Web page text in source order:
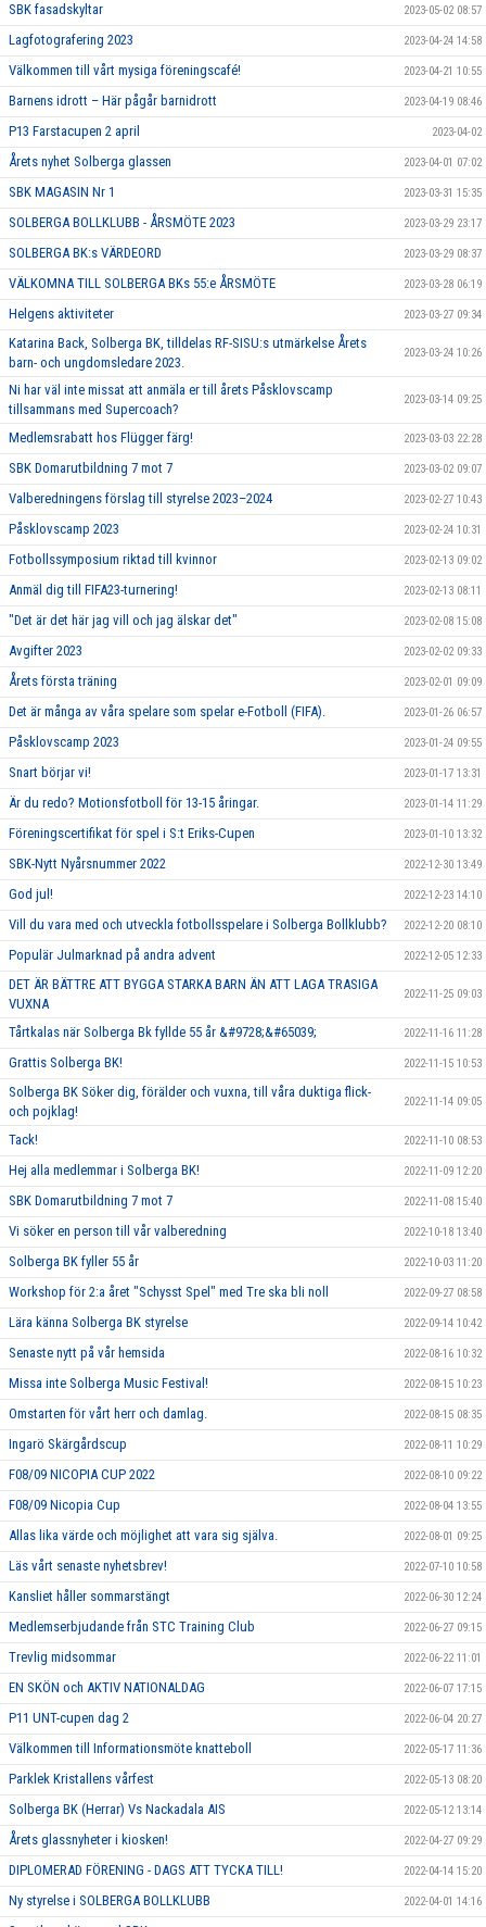
SBK fasadskyltar 2023-05-02 08:57
Lagfotografering 2023 2023-04-24 14:58
Välkommen till vårt mysiga föreningscafé! 2023-04-21 10:55
Barnens idrott – Här pågår barnidrott 2023-04-19 08:46
P13 Farstacupen 2 april 2023-04-02
Årets nyhet Solberga glassen 2023-04-01 07:02
SBK MAGASIN Nr 1 2023-03-31 15:35
SOLBERGA BOLLKLUBB - ÅRSMÖTE 2023 2023-03-29 23:17
SOLBERGA BK:s VÄRDEORD 2023-03-29 08:37
VÄLKOMNA TILL SOLBERGA BKs 55:e ÅRSMÖTE 2023-03-28 06:19
Helgens aktiviteter 2023-03-27 09:34
Katarina Back, Solberga BK, tilldelas RF-SISU:s utmärkelse Årets
barn- och ungdomsledare 2023.
2023-03-24 10:26
Ni har väl inte missat att anmäla er till årets Påsklovscamp
tillsammans med Supercoach?
2023-03-14 09:25
Medlemsrabatt hos Flügger färg! 2023-03-03 22:28
SBK Domarutbildning 7 mot 7 2023-03-02 09:07
Valberedningens förslag till styrelse 2023–2024 2023-02-27 10:43
Påsklovscamp 2023 2023-02-24 10:31
Fotbollssymposium riktad till kvinnor 2023-02-13 09:02
Anmäl dig till FIFA23-turnering! 2023-02-13 08:11
"Det är det här jag vill och jag älskar det" 2023-02-08 15:08
Avgifter 2023 2023-02-02 09:33
Årets första träning 2023-02-01 09:09
Det är många av våra spelare som spelar e-Fotboll (FIFA). 2023-01-26 06:57
Påsklovscamp 2023 2023-01-24 09:55
Snart börjar vi! 2023-01-17 13:31
Är du redo? Motionsfotboll för 13-15 åringar. 2023-01-14 11:29
Föreningscertifikat för spel i S:t Eriks-Cupen 2023-01-10 13:32
SBK-Nytt Nyårsnummer 2022 2022-12-30 13:49
God jul! 2022-12-23 14:10
Vill du vara med och utveckla fotbollsspelare i Solberga Bollklubb? 2022-12-20 08:10
Populär Julmarknad på andra advent 2022-12-05 12:33
DET ÄR BÄTTRE ATT BYGGA STARKA BARN ÄN ATT LAGA TRASIGA
VUXNA
2022-11-25 09:03
Tårtkalas när Solberga Bk fyllde 55 år &#9728;&#65039; 2022-11-16 11:28
Grattis Solberga BK! 2022-11-15 10:53
Solberga BK Söker dig, förälder och vuxna, till våra duktiga flick-
och pojklag!
2022-11-14 09:05
Tack! 2022-11-10 08:53
Hej alla medlemmar i Solberga BK! 2022-11-09 12:20
SBK Domarutbildning 7 mot 7 2022-11-08 15:40
Vi söker en person till vår valberedning 2022-10-18 13:40
Solberga BK fyller 55 år 2022-10-03 11:20
Workshop för 2:a året "Schysst Spel" med Tre ska bli noll 2022-09-27 08:58
Lära känna Solberga BK styrelse 2022-09-14 10:42
Senaste nytt på vår hemsida 2022-08-16 10:32
Missa inte Solberga Music Festival! 2022-08-15 10:23
Omstarten för vårt herr och damlag. 2022-08-15 08:35
Ingarö Skärgårdscup 2022-08-11 10:29
F08/09 NICOPIA CUP 2022 2022-08-10 09:22
F08/09 Nicopia Cup 2022-08-04 13:55
Allas lika värde och möjlighet att vara sig själva. 2022-08-01 09:25
Läs vårt senaste nyhetsbrev! 2022-07-10 10:58
Kansliet håller sommarstängt 2022-06-30 12:24
Medlemserbjudande från STC Training Club 2022-06-27 09:15
Trevlig midsommar 2022-06-22 11:01
EN SKÖN och AKTIV NATIONALDAG 2022-06-07 17:15
P11 UNT-cupen dag 2 2022-06-04 20:27
Välkommen till Informationsmöte knatteboll 2022-05-17 11:36
Parklek Kristallens vårfest 2022-05-13 08:20
Solberga BK (Herrar) Vs Nackadala AIS 2022-05-12 13:14
Årets glassnyheter i kiosken! 2022-04-27 09:29
DIPLOMERAD FÖRENING - DAGS ATT TYCKA TILL! 2022-04-14 15:20
Ny styrelse i SOLBERGA BOLLKLUBB 2022-04-01 14:16